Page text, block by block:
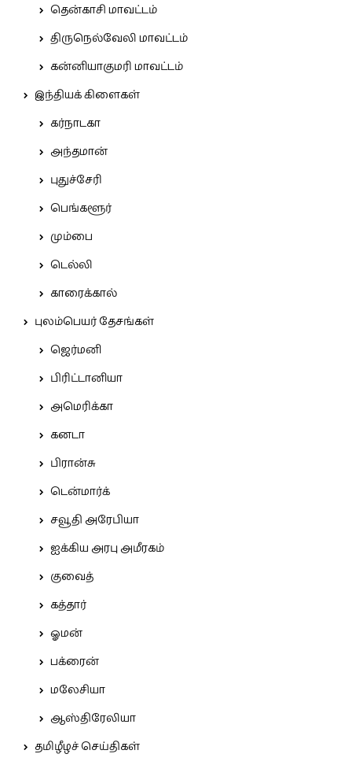
தென்காசி மாவட்டம்
திருநெல்வேலி மாவட்டம்
கன்னியாகுமரி மாவட்டம்
இந்தியக் கிளைகள்
கர்நாடகா
அந்தமான்
புதுச்சேரி
பெங்களூர்
மும்பை
டெல்லி
காரைக்கால்
புலம்பெயர் தேசங்கள்
ஜெர்மனி
பிரிட்டானியா
அமெரிக்கா
கனடா
பிரான்சு
டென்மார்க்
சவூதி அரேபியா
ஐக்கிய அரபு அமீரகம்
குவைத்
கத்தார்
ஓமன்
பக்ரைன்
மலேசியா
ஆஸ்திரேலியா
தமிழீழச் செய்திகள்